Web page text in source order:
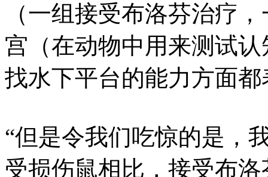
（一组接受布洛芬治疗
宫（在动物中用来测试
找水下平台的能力方面
“但是令我们吃惊的是，
受损伤鼠相比，接受布